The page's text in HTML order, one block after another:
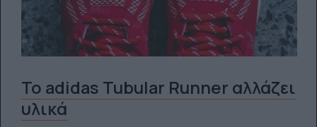
Το adidas Tubular Runner αλλάζει
υλικά